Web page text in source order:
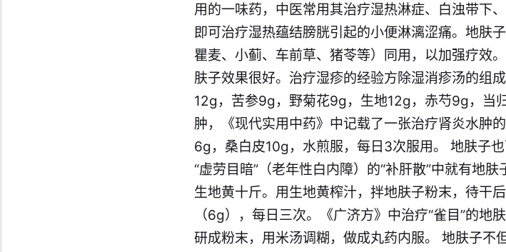
用的一味药，中医常用其治疗湿热淋症、白浊带下
即可治疗湿热蕴结膀胱引起的小便淋漓涩痛。地肤
瞿麦、小蓟、车前草、猪苓等）同用，以加强疗效
肤子效果很好。治疗湿疹的经验方除湿消疹汤的组
12g，苦参9g，野菊花9g，生地12g，赤芍9g，当
肿，《现代实用中药》中记载了一张治疗肾炎水肿
6g，桑白皮10g，水煎服，每日3次服用。 地肤子
“虚劳目暗”（老年性白内障）的“补肝散”中就有地
生地黄十斤。用生地黄榨汁，拌地肤子粉末，待干
（6g），每日三次。《广济方》中治疗“雀目”的
研成粉末，用米汤调糊，做成丸药内服。 地肤子不